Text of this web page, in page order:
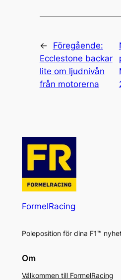
←
Föregående:
Ecclestone backar
lite om ljudnivån
från motorerna
FormelRacing
Poleposition för dina F1™
Om
Välkommen till FormelRacing